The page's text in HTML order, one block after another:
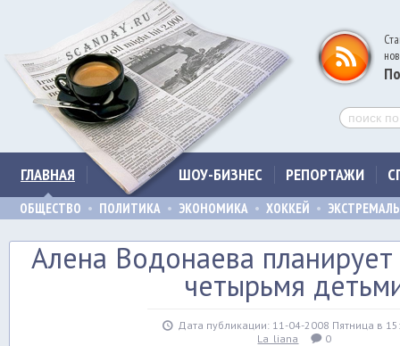
ГЛАВНАЯ
ОБЩЕСТВО ПОЛИТИКА ЭКОНОМИКА ХОККЕЙ
ШОУ-БИЗНЕС РЕПОРТАЖИ
Алена Водонаева планирует
четырьмя
Дата публикации: 11-04-2008 Пятница в
La_liana
0